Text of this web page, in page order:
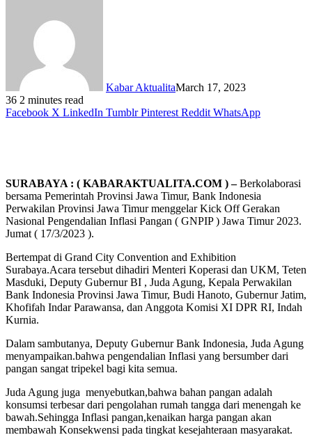
Kabar AktualitaMarch 17, 2023
36 2 minutes read
Facebook X LinkedIn Tumblr Pinterest Reddit WhatsApp
SURABAYA : ( KABARAKTUALITA.COM ) –Berkolaborasi
bersama Pemerintah Provinsi Jawa Timur, Bank Indonesia
Perwakilan Provinsi Jawa Timur menggelar Kick Off Gerakan
Nasional Pengendalian Inflasi Pangan ( GNPIP ) Jawa Timur 2023.
Jumat ( 17/3/2023 ).
Bertempat di Grand City Convention and Exhibition
Surabaya.Acara tersebut dihadiri Menteri Koperasi dan UKM, Teten
Masduki, Deputy Gubernur BI , Juda Agung, Kepala Perwakilan
Bank Indonesia Provinsi Jawa Timur, Budi Hanoto, Gubernur Jatim,
Khofifah Indar Parawansa, dan Anggota Komisi XI DPR RI, Indah
Kurnia.
Dalam sambutanya, Deputy Gubernur Bank Indonesia, Juda Agung
menyampaikan.bahwa pengendalian Inflasi yang bersumber dari
pangan sangat tripekel bagi kita semua.
Juda Agung juga menyebutkan,bahwa bahan pangan adalah
konsumsi terbesar dari pengolahan rumah tangga dari menengah ke
bawah.Sehingga Inflasi pangan,kenaikan harga pangan akan
membawah Konsekwensi pada tingkat kesejahteraan masyarakat.